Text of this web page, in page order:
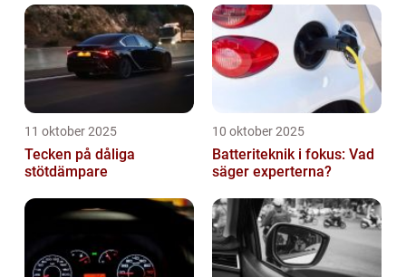
11 oktober 2025
Tecken på dåliga
stötdämpare
10 oktober 2025
Batteriteknik i fokus: Vad
säger experterna?